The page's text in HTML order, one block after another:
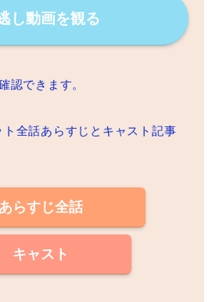
し動画を観る
認できます。
全話あらすじとキャスト記事
あらすじ全話
キャスト